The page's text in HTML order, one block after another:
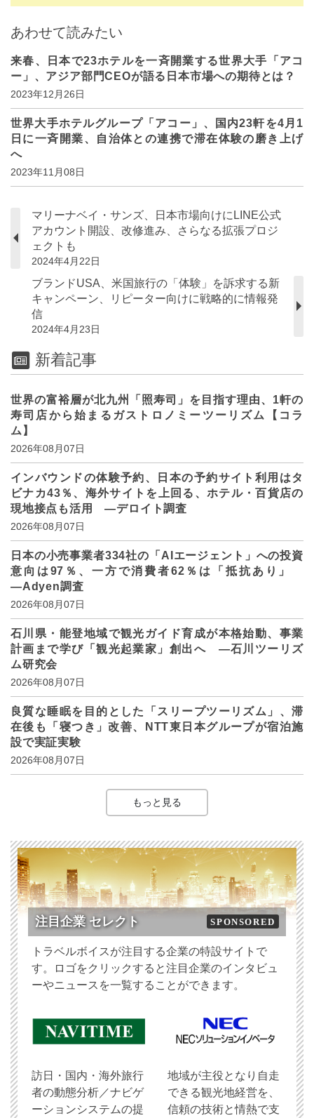
あわせて読みたい
来春、日本で23ホテルを一斉開業する世界大手「アコ
ー」、アジア部門CEOが語る日本市場への期待とは？
2023年12月26日
世界大手ホテルグループ「アコー」、国内23軒を4月1
日に一斉開業、自治体との連携で滞在体験の磨き上げ
へ
2023年11月08日
マリーナベイ・サンズ、日本市場向けにLINE公式
アカウント開設、改修進み、さらなる拡張プロジ
ェクトも
2024年4月22日
ブランドUSA、米国旅行の「体験」を訴求する新
キャンペーン、リピーター向けに戦略的に情報発
信
2024年4月23日
新着記事
世界の富裕層が北九州「照寿司」を目指す理由、1軒の
寿司店から始まるガストロノミーツーリズム【コラ
ム】
2026年08月07日
インバウンドの体験予約、日本の予約サイト利用はタ
ビナカ43％、海外サイトを上回る、ホテル・百貨店の
現地接点も活用 ―デロイト調査
2026年08月07日
日本の小売事業者334社の「AIエージェント」への投資
意向は97％、一方で消費者62％は「抵抗あり」
―Adyen調査
2026年08月07日
石川県・能登地域で観光ガイド育成が本格始動、事業
計画まで学び「観光起業家」創出へ ―石川ツーリズ
ム研究会
2026年08月07日
良質な睡眠を目的とした「スリープツーリズム」、滞
在後も「寝つき」改善、NTT東日本グループが宿泊施
設で実証実験
2026年08月07日
もっと見る
注目企業 セレクト SPONSORED
トラベルボイスが注目する企業の特設サイトで
す。ロゴをクリックすると注目企業のインタビュ
ーやニュースを一覧することができます。
訪日・国内・海外旅行
者の動態分析／ナビゲ
ーションシステムの提
地域が主役となり自走
できる観光地経営を、
信頼の技術と情熱で支